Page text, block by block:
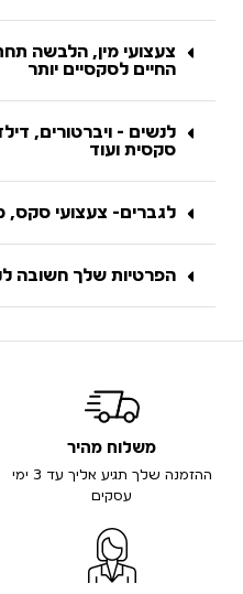
צעצועי מין, הלבשה
החיים לסקסיים יותר
לנשים - ויברטורים,
סקסית ועוד
לגברים- צעצועי סקס,
הפרטיות שלך חשובה
משלוח מהיר
ההזמנה שלך תגיע אליך עד 3 ימי
עסקים